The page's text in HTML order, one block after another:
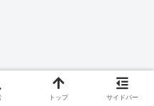
トップ サイドバー